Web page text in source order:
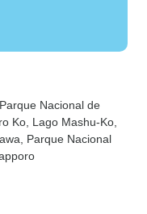
, Parque Nacional de
Ko , Lago Mashu-Ko
, Parque Nacional